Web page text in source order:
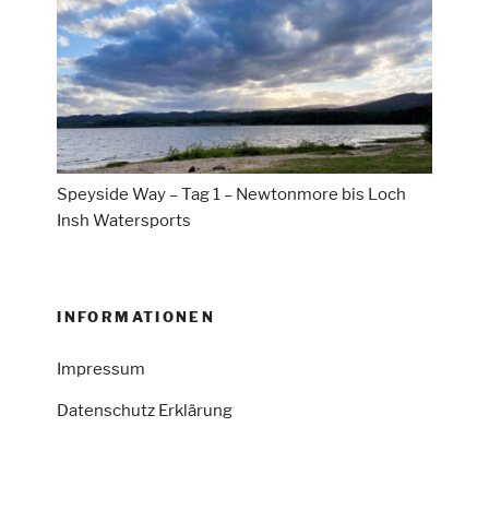
Speyside Way – Tag 1 – Newtonmore bis Loch
Insh Watersports
INFORMATIONEN
Impressum
Datenschutz Erklärung